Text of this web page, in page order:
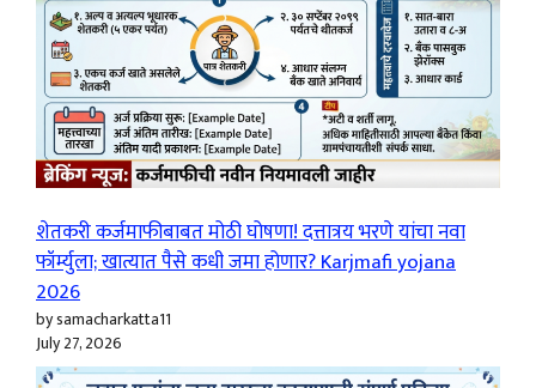
शेतकरी कर्जमाफीबाबत मोठी घोषणा! दत्तात्रय भरणे यांचा नवा
फॉर्म्युला; खात्यात पैसे कधी जमा होणार? Karjmafi yojana
2026
by samacharkatta11
July 27, 2026